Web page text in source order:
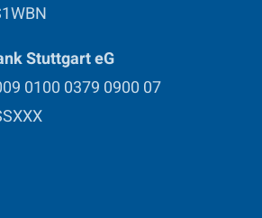
Stuttgart eG
0100 0379 0900 07